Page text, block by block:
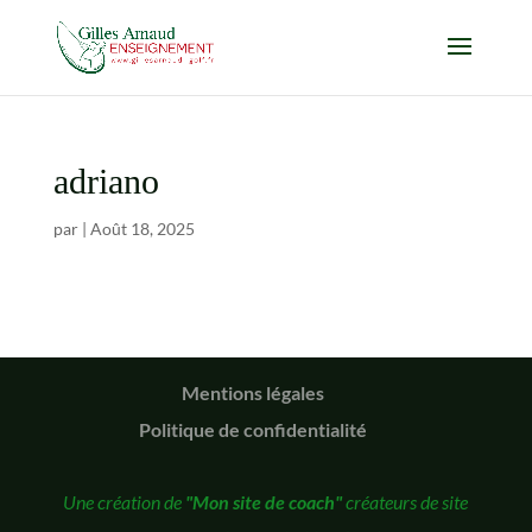
adriano
par | Août 18, 2025
Mentions légales
Politique de confidentialité
Une création de "Mon site de coach"créateurs de site